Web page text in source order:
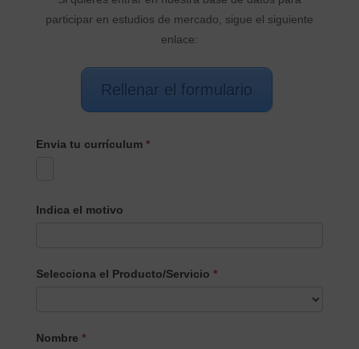
participar en estudios de mercado, sigue el siguiente
enlace:
Rellenar el formulario
Envia tu currículum *
Indica el motivo
Selecciona el Producto/Servicio *
el
Nombre *